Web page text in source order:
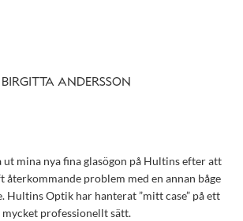
BIRGITTA ANDERSSON
ut mina nya fina glasögon på Hultins efter att
återkommande problem med en annan båge
Hultins Optik har hanterat ”mitt case” på ett
mycket professionellt sätt.